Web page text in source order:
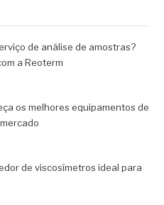
de análise de amostras?
a Reoterm
os melhores equipamentos de
de viscosímetros ideal para